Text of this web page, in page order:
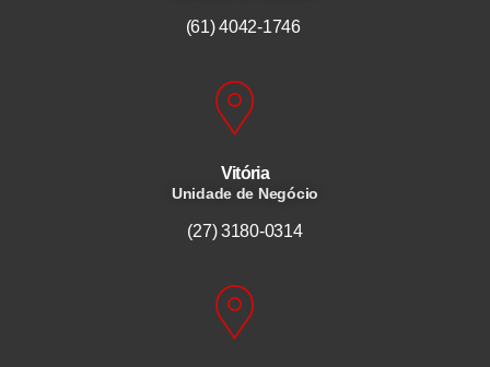
(61) 4042-1746
Vitória
Unidade de Negócio
(27) 3180-0314